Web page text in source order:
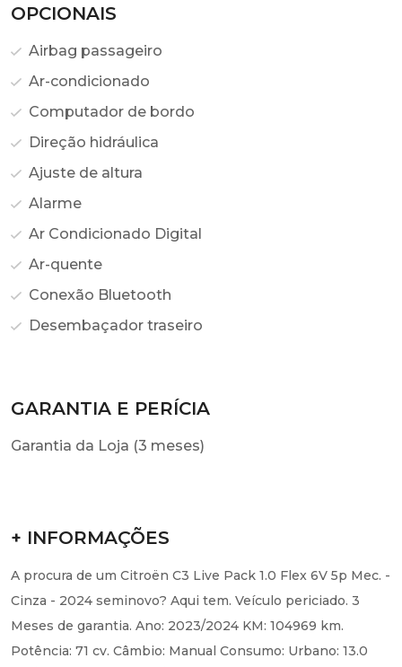
OPCIONAIS
Airbag passageiro
Ar-condicionado
Computador de bordo
Direção hidráulica
Ajuste de altura
Alarme
Ar Condicionado Digital
Ar-quente
Conexão Bluetooth
Desembaçador traseiro
GARANTIA E PERÍCIA
Garantia da Loja (3 meses)
+ INFORMAÇÕES
A procura de um Citroën C3 Live Pack 1.0 Flex 6V 5p Mec. -
Cinza - 2024 seminovo? Aqui tem. Veículo periciado. 3
Meses de garantia. Ano: 2023/2024 KM: 104969 km.
Potência: 71 cv. Câmbio: Manual Consumo: Urbano: 13.0